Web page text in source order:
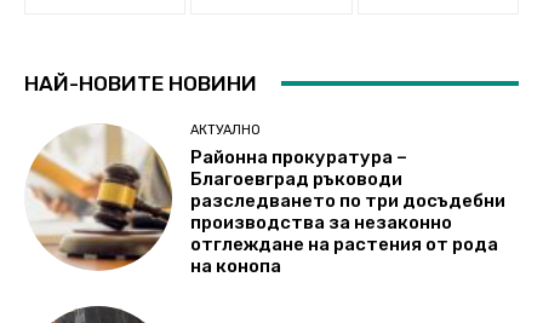
НАЙ-НОВИТЕ НОВИНИ
АКТУАЛНО
Районна прокуратура –
Благоевград ръководи
разследването по три досъдебни
производства за незаконно
отглеждане на растения от рода
на конопа